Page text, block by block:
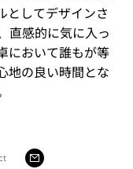
としてデザインさ
直感的に気に⼊っ
において誰もが等
地の良い時間とな